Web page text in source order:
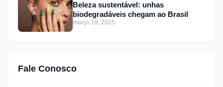
Beleza sustentável: unhas
biodegradáveis chegam ao Brasil
março 19, 2025
Fale Conosco